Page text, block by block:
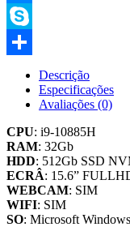
Messenger
Skype
Compartilhar
Descrição
Especificações
Avaliações (0)
CPU: i9-10885H
RAM: 32Gb
HDD: 512Gb SSD
ECRÂ: 15.6”
WEBCAM: SIM
WIFI: SIM
SO: Microsoft